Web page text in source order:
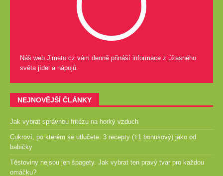
Náš web Jimeto.cz vám denně přináší informace z úžasného
světa jídel a nápojů.
NEJNOVĚJŠÍ ČLÁNKY
Jak vybrat správnou fritézu na horký vzduch
Cukroví, po kterém se utlučete: 3 recepty (+1 bonusový) jako od
babičky
Těstoviny nejsou jen špagety. Jak vybrat ten pravý tvar pro každou
omáčku?